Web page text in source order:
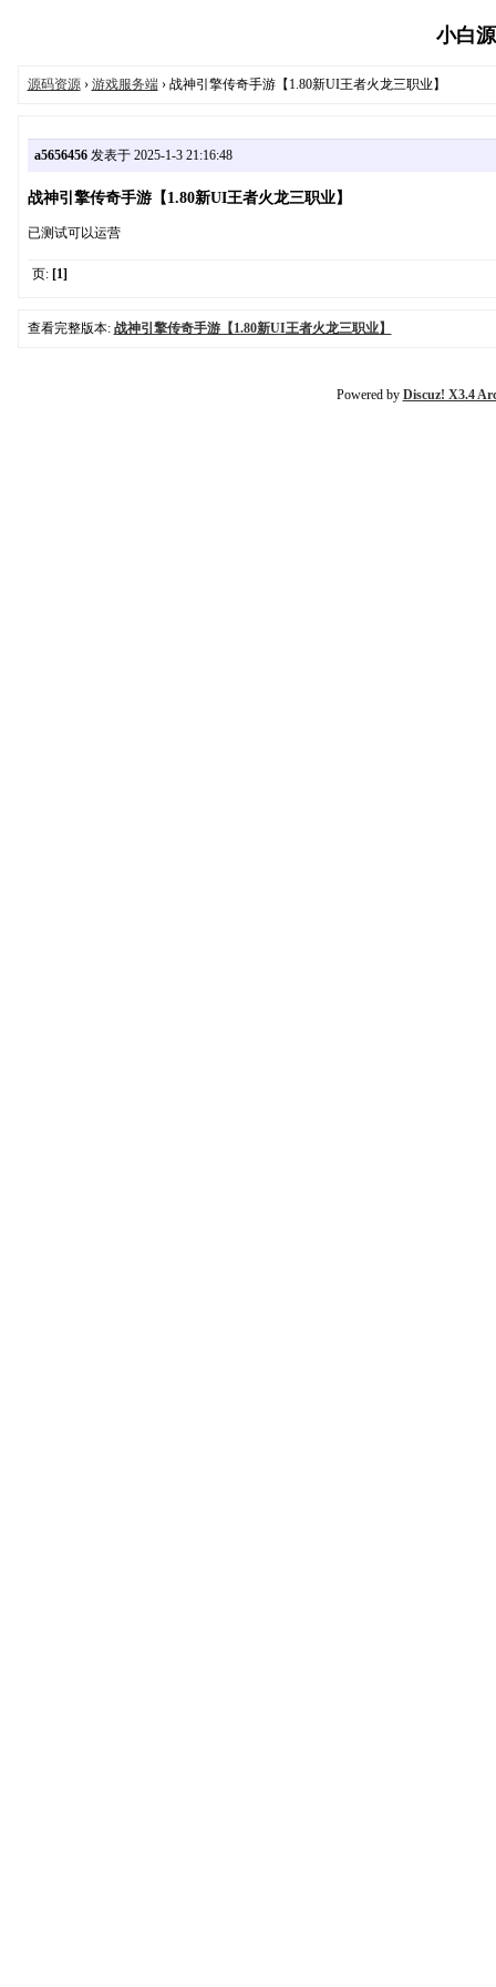
小白
源码资源› 游戏服务端› 战神引擎传奇手游【1.80新UI王者火龙三职业】
a5656456发表于 2025-1-3 21:16:48
战神引擎传奇手游【1.80新UI王者火龙三职业】
已测试可以运营
页: [1]
查看完整版本: 战神引擎传奇手游【1.80新UI王者火龙三职业】
Powered by Discuz! X3.4